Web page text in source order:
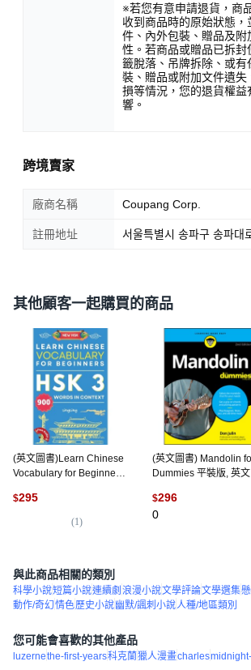
※若您有意申請退貨，商
收到商品時的原始狀態，
件、內外包裝、贈品及附
性。若商品或贈品已拆封
籤脫落、吊牌拆除、或有
裝、贈品或附加文件遺失
損等情況，您的退貨權益
響。
跨境賣家
廠商名稱 Coupang Corp.
註冊地址 서울특별시 송파구 송파대
其他顧客一起購買的商品
(英文圖書)Learn Chinese
Vocabulary for Beginners:
Chinese Vocabulary
Book... 平裝版, Lingling
Mandarin, 英文
$295
(1)
(英文圖書) Mandolin
Dummies 平裝版, 英文
$296
0
與此商品相關的類別
科學小說短篇小說連續劇 浪漫小說文學評論文學選集
動作/奇幻情色歷史小說 幽默/諷刺小說人種/地區類別
您可能會喜歡的其他產品
luzernethe-first-years科克蘭獵人漫畫charles